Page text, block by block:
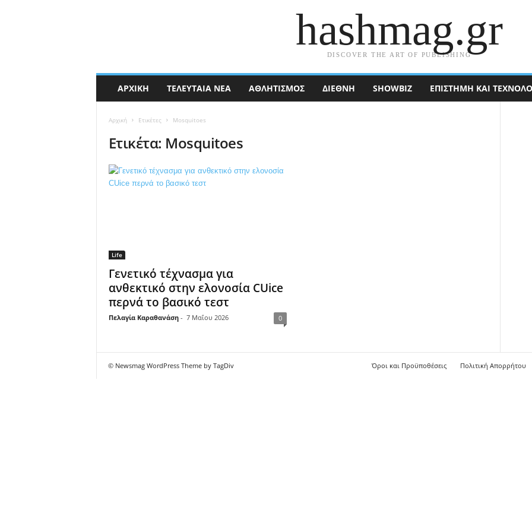
hashmag.gr
DISCOVER THE ART OF PUBLISHING
ΑΡΧΙΚΉ ΤΕΛΕΥΤΑΊΑ ΝΈΑ ΑΘΛΗΤΙΣΜΟΣ ΔΙΕΘΝΉ SHOWBIZ ΕΠΙΣΤΉΜΗ ΚΑΙ
Αρχική Ετικέτες Mosquitoes
Ετικέτα: Mosquitoes
Life
Γενετικό τέχνασμα για
ανθεκτικό στην ελονοσία CUice
περνά το βασικό τεστ
Πελαγία Καραθανάση - 7 Μαΐου 2026 0
Όροι και Προϋποθέσεις Πολιτική Απορρήτου
© Newsmag WordPress Theme by TagDiv